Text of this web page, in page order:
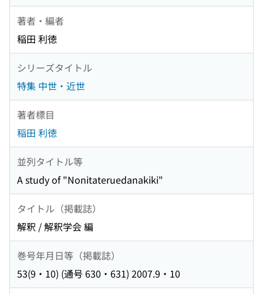
著者・編者
稲田 利徳
シリーズタイトル
特集 中世・近世
著者標目
稲田 利徳
並列タイトル等
A study of "Nonitateruedanakiki"
タイトル（掲載誌）
解釈 / 解釈学会 編
巻号年月日等（掲載誌）
53(9・10) (通号 630・631) 2007.9・10